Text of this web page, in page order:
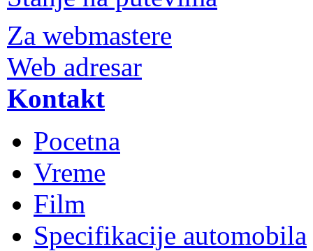
Za webmastere
Web adresar
Kontakt
Pocetna
Vreme
Film
Specifikacije automobila